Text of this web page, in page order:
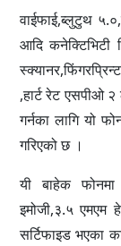
वाईफाई,ब्लुटुथ
आदि
,हार्ट रेट एसपीओ
गर्नका लागि यो
गरिएको छ ।
यी बाहेक फोनमा
इमोजी,३.५
सर्टिफाइड भएका